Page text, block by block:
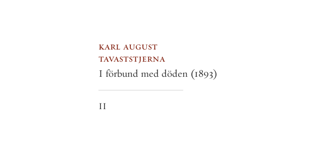
karl august
tavaststjerna
I förbund med döden (1893)
II